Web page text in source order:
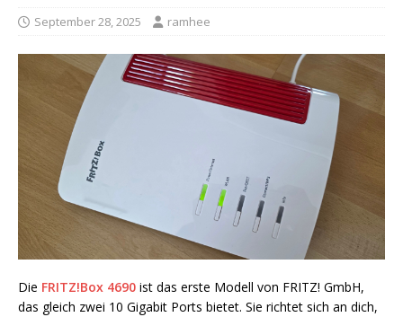
September 28, 2025 ramhee
Die FRITZ!Box 4690 ist das erste Modell von FRITZ! GmbH,
das gleich zwei 10 Gigabit Ports bietet. Sie richtet sich an dich,